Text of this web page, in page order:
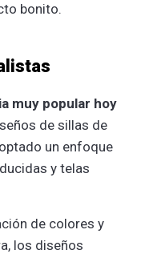
bonito.
muy popular hoy
de sillas de
un enfoque
y telas
de colores y
los diseños